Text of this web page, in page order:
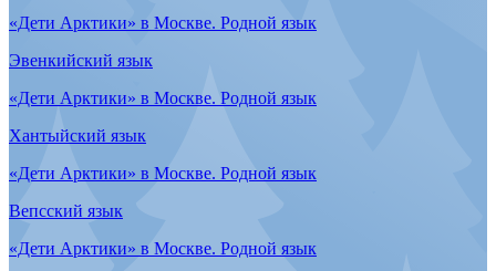
Children of the Arctic in Moscow
Selkup language
Children of the Arctic in Moscow
Veps language
Children of the Arctic in Moscow
Veps language
Children of the Arctic in Moscow